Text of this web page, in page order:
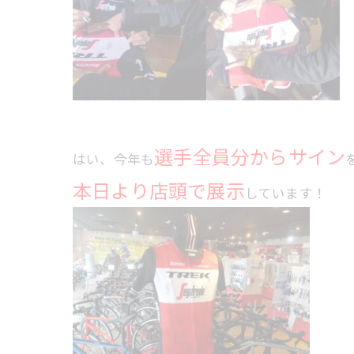
はい、今年も選手全員分からサイン
本日より店頭で展示 しています！